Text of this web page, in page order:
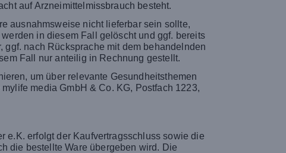
auf Arzneimittelmissbrauch besteht.
ausnahmsweise nicht lieferbar sein sollte,
in diesem Fall gelöscht und ggf. bereits
nach Rücksprache mit dem behandelnden
Fall nur anteilig in Rechnung gestellt.
um über relevante Gesundheitsthemen
media GmbH & Co. KG, Postfach 1223,
e.K. erfolgt der Kaufvertragsschluss sowie die
die bestellte Ware übergeben wird. Die